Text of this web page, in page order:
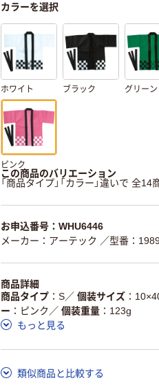
カラーを選択
ホワイト ブラック グリーン
ピンク
この商品のバリエーション
「商品タイプ」「カラー」違いで 全14
お申込番号：WHU6446
メーカー：アーテック ／型番：
商品詳細
商品タイプ
S／ 個装サイズ
ー
ピンク ／ 個装重量
123g
もっと見る
類似商品と比較する